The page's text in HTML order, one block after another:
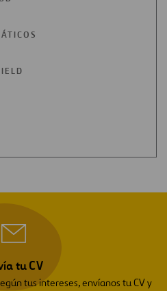
tu CV
tus intereses, envíanos tu CV y